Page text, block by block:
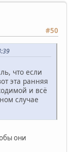
#50
что если
эта ранняя
и всё
случае
они